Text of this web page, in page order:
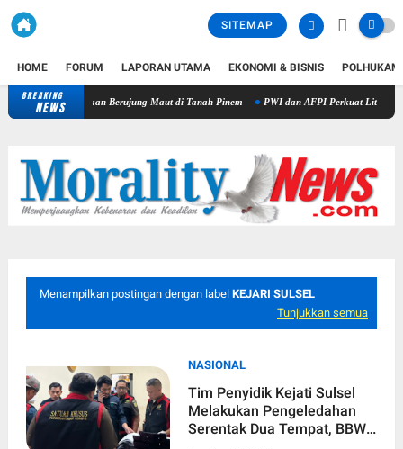
SITEMAP
HOME FORUM LAPORAN UTAMA EKONOMI & BISNIS POLHUKAM
BREAKING
NEWS
Penganiayaan Berujung Maut di Tanah Pinem PWI dan AFPI Perkuat Literasi Pindar,
Menampilkan postingan dengan label KEJARI SULSEL
Tunjukkan semua
NASIONAL
Tim Penyidik Kejati Sulsel
Melakukan Pengeledahan
Serentak Dua Tempat, BBWS